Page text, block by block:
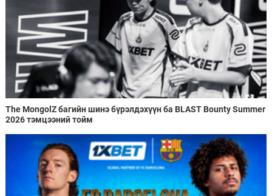
The MongolZ багийн шинэ бүрэлдэхүүн ба BLAST Bounty Summer
2026 тэмцээний тойм